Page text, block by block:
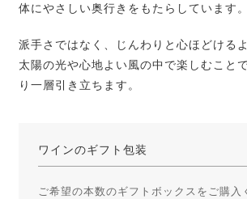
体にやさしい奥行きをもたらしています。
派手さではなく、じんわりと心ほどける
太陽の光や心地よい風の中で楽しむこと
り一層引き立ちます。
ワインのギフト包装
ご希望の本数のギフトボックスをご購入